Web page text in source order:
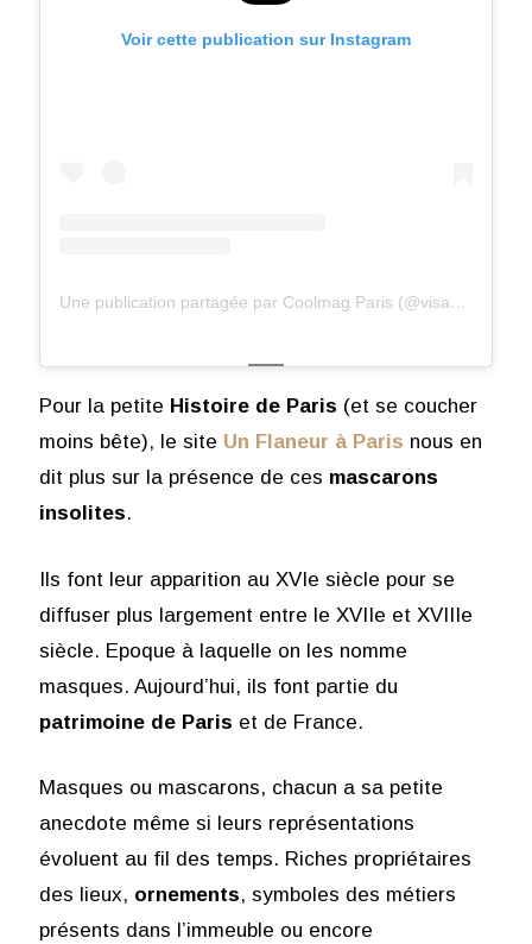
Voir cette publication sur Instagram
Une publication partagée par Coolmag Paris (@visagesdeparis)
Pour la petite Histoire de Paris (et se coucher
moins bête), le site Un Flaneur à Paris nous en
dit plus sur la présence de ces mascarons
insolites.
Ils font leur apparition au XVIe siècle pour se
diffuser plus largement entre le XVIIe et XVIIIe
siècle. Epoque à laquelle on les nomme
masques. Aujourd’hui, ils font partie du
patrimoine de Paris et de France.
Masques ou mascarons, chacun a sa petite
anecdote même si leurs représentations
évoluent au fil des temps. Riches propriétaires
des lieux, ornements, symboles des métiers
présents dans l’immeuble ou encore